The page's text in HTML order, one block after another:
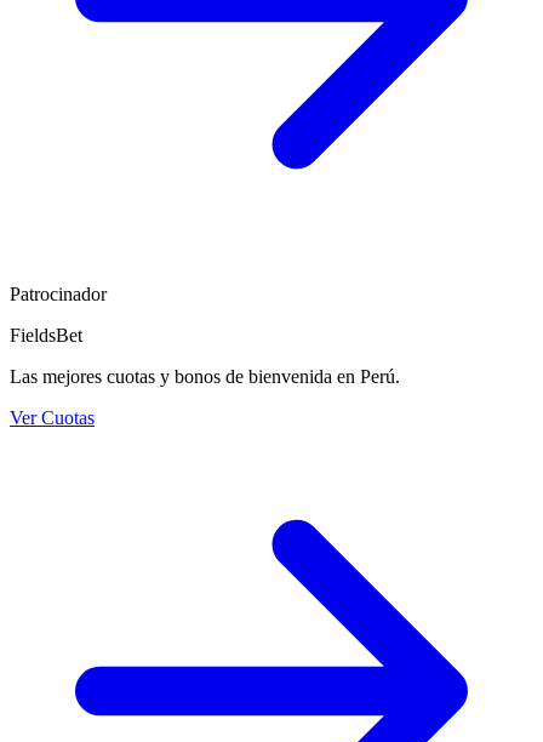
Patrocinador
FieldsBet
Las mejores cuotas y bonos de bienvenida en Perú.
Ver Cuotas